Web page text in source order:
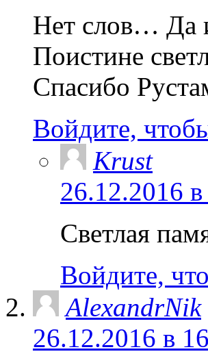
Нет слов… Да
Поистине
Спасибо
Войдите,
Krust
26.12.2016
Светлая
Войдите,
AlexandrNik
26.12.2016 в